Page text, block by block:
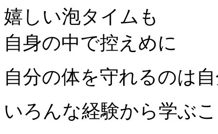
嬉しい泡タイムも
自身の中で控えめに
自分の体を守れるのは
いろんな経験から学ぶ